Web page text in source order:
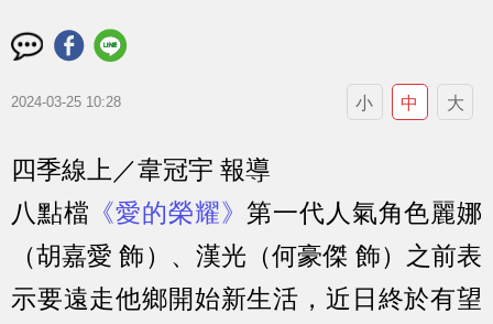
2024-03-25 10:28 小 中 大
四季線上／韋冠宇 報導
八點檔 《愛的榮耀》 第一代人氣角色麗娜
（胡嘉愛 飾）、漢光（何豪傑 飾）之前表
示要遠走他鄉開始新生活，近日終於有望